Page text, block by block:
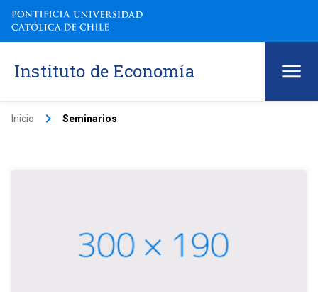
Instituto de Economía
Inicio keyboard_arrow_right Seminarios